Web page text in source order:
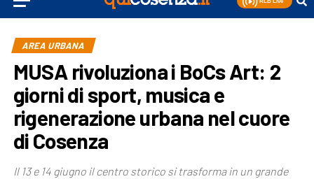
AREA URBANA
MUSA rivoluziona i BoCs Art: 2
giorni di sport, musica e
rigenerazione urbana nel cuore
di Cosenza
Il 13 e 14 giugno il centro storico si trasforma in un grande